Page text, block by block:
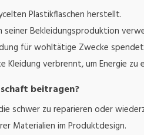
Plastikflaschen herstellt.
seiner Bekleidungsproduktion
für wohltätige Zwecke
Kleidung verbrennt, um Energie zu
beitragen?
schwer zu reparieren oder
Materialien im Produktdesign.